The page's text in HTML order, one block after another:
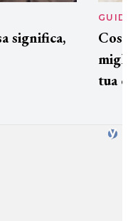
significa,
GUIDE
tua